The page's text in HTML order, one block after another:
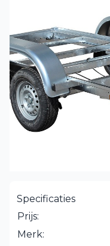
Specificaties
Prijs:
Merk: